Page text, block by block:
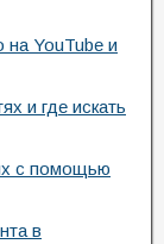
на YouTube и
и где искать
с помощью
в